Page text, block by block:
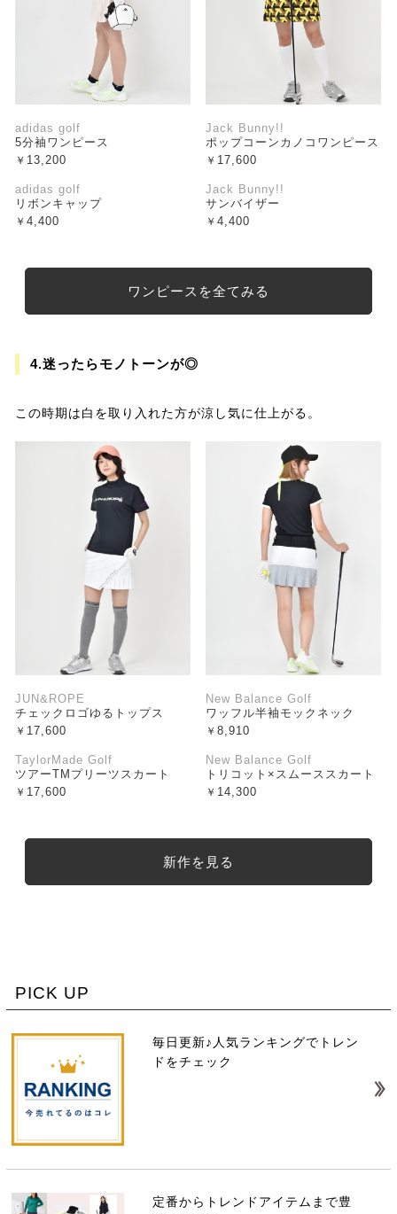
adidas golf
5分袖ワンピース
13,200
adidas golf
リボンキャップ
4,400
Jack Bunny!!
ポップコーンカノコワンピース
17,600
Jack Bunny!!
サンバイザー
4,400
ワンピースを全てみる
4.迷ったらモノトーンが◎
この時期は白を取り入れた方が涼し気に仕上がる。
JUN&ROPE
チェックロゴゆるトップス
17,600
TaylorMade Golf
ツアーTMプリーツスカート
17,600
New Balance Golf
ワッフル半袖モックネック
8,910
New Balance Golf
トリコット×スムーススカート
14,300
新作を見る
PICK UP
毎日更新♪人気ランキングでトレン
ドをチェック
定番からトレンドアイテムまで豊